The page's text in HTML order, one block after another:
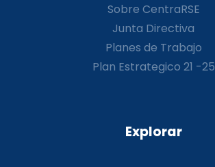
Sobre CentraRSE
Junta Directiva
Planes de Trabajo
Plan Estrategico 21 -25
Explorar